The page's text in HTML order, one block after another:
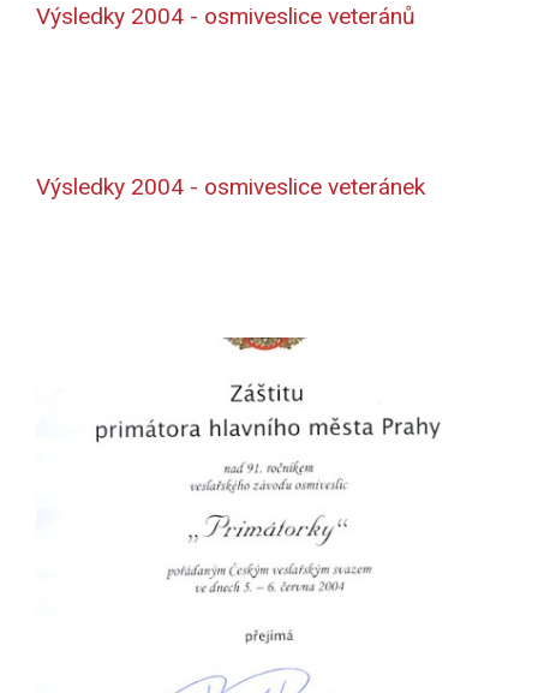
Výsledky 2004 - osmiveslice veteránů
Výsledky 2004 - osmiveslice veteránek